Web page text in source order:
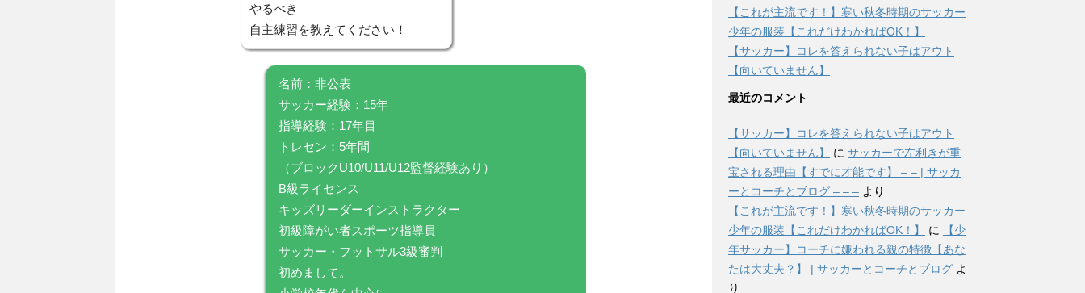
やるべき
自主練習を教えてください！
名前：非公表
サッカー経験：15年
指導経験：17年目
トレセン：5年間
（ブロックU10/U11/U12監督経験あり）
B級ライセンス
キッズリーダーインストラクター
初級障がい者スポーツ指導員
サッカー・フットサル3級審判
初めまして。
【これが主流です！】寒い秋冬時期のサッカー
少年の服装【これだけわかればOK！】
【サッカー】コレを答えられない子はアウト
【向いていません】
最近のコメント
【サッカー】コレを答えられない子はアウト
【向いていません】
に サッカーで左利きが重
宝される理由【すでに才能です】 – – | サッカ
ーとコーチとブログ – – – より
【これが主流です！】寒い秋冬時期のサッカー
少年の服装【これだけわかればOK！】
に
【少
年サッカー】コーチに嫌われる親の特徴【あな
たは大丈夫？】 | サッカーとコーチとブログ よ
り